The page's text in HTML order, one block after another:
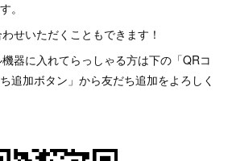
。
せいただくこともできます！
器に入れてらっしゃる方は下の「QRコ
追加ボタン」から友だち追加をよろしく